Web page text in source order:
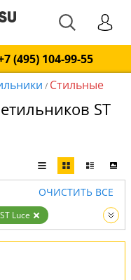
(495) 104-99-55
/ Стильные
ST
ОЧИСТИТЬ ВСЕ
ST Luce